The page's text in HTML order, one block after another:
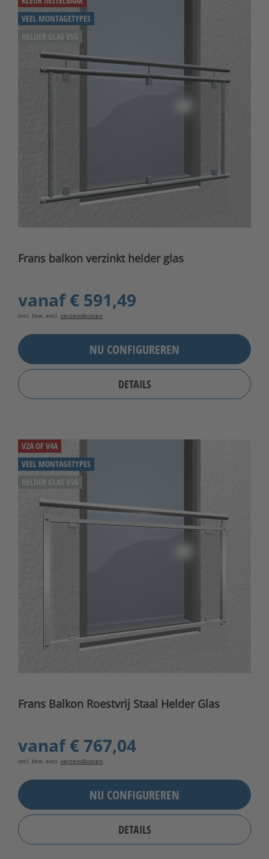
VEEL MONTAGETYPES
HELDER GLAS VSG
Frans balkon verzinkt helder glas
vanaf€ 591,49
incl. btw, excl. verzendkosten
NU CONFIGUREREN
DETAILS
V2A OF V4A
VEEL MONTAGETYPES
HELDER GLAS VSG
Frans Balkon Roestvrij Staal Helder Glas
vanaf€ 767,04
incl. btw, excl. verzendkosten
NU CONFIGUREREN
DETAILS